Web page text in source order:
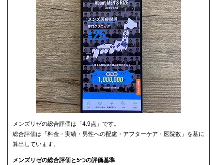
メンズリゼの総合評価は「4.9点」です。
総合評価は「料金・実績・男性への配慮・アフターケア・医院数」を基に
算出しています。
メンズリゼの総合評価と5つの評価基準